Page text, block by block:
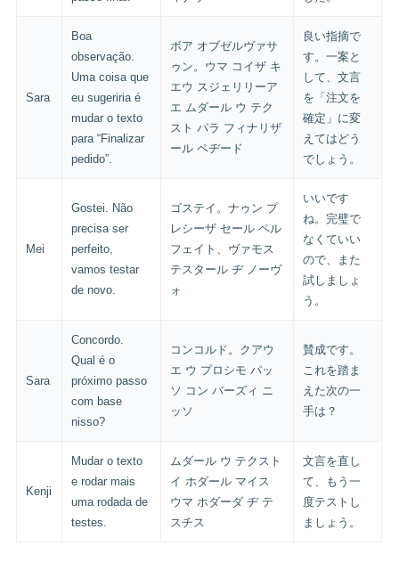
Sara
Boa
observação.
Uma coisa que
eu sugeriria é
mudar o texto
para “Finalizar
pedido”.
ボア オブゼルヴァサ
ゥン。ウマ コイザ キ
エウ スジェリリーア
エ ムダール ウ テク
スト パラ フィナリザ
ール ペヂード
良い指摘で
す。一案と
して、文言
を「注文を
確定」に変
えてはどう
でしょう。
Mei
Gostei. Não
precisa ser
perfeito,
vamos testar
de novo.
ゴステイ。ナゥン プ
レシーザ セール ペル
フェイト、ヴァモス
テスタール ヂ ノーヴ
ォ
いいです
ね。完璧で
なくていい
ので、また
試しましょ
う。
Sara
Concordo.
Qual é o
próximo passo
com base
nisso?
コンコルド。クアウ
エ ウ プロシモ パッ
ソ コン バーズィ ニ
ッソ
賛成です。
これを踏ま
えた次の一
手は？
Kenji
Mudar o texto
e rodar mais
uma rodada de
testes.
ムダール ウ テクスト
イ ホダール マイス
ウマ ホダーダ ヂ テ
スチス
文言を直し
て、もう一
度テストし
ましょう。